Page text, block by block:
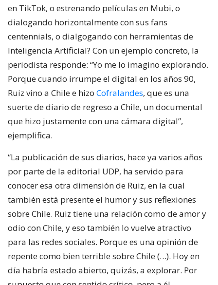
en TikTok, o estrenando películas en Mubi, o
dialogando horizontalmente con sus fans
centennials, o dialgogando con herramientas de
Inteligencia Artificial? Con un ejemplo concreto, la
periodista responde: “Yo me lo imagino explorando.
Porque cuando irrumpe el digital en los años 90,
Ruiz vino a Chile e hizo Cofralandes, que es una
suerte de diario de regreso a Chile, un documental
que hizo justamente con una cámara digital”,
ejemplifica.
“La publicación de sus diarios, hace ya varios años
por parte de la editorial UDP, ha servido para
conocer esa otra dimensión de Ruiz, en la cual
también está presente el humor y sus reflexiones
sobre Chile. Ruiz tiene una relación como de amor y
odio con Chile, y eso también lo vuelve atractivo
para las redes sociales. Porque es una opinión de
repente como bien terrible sobre Chile (…). Hoy en
día habría estado abierto, quizás, a explorar. Por